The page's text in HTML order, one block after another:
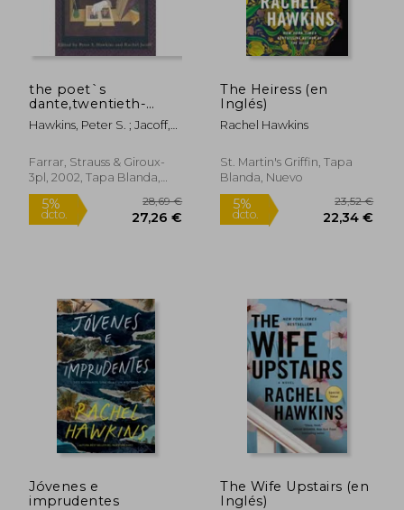
5%
dcto. 17,64 €
5%
dcto.
the poet`s
dante,twentieth-
century responses
(en Inglés)
Hawkins, Peter S. ; Jacoff,
Farrar, Strauss & Giroux-
3pl, 2002, Tapa Blanda,
Nuevo
The Heiress (en
Inglés)
Rachel Hawkins
St. Martin's Griffin, Tapa
Blanda, Nuevo
Jóvenes e
imprudentes
The Wife Upstairs (en
Inglés)